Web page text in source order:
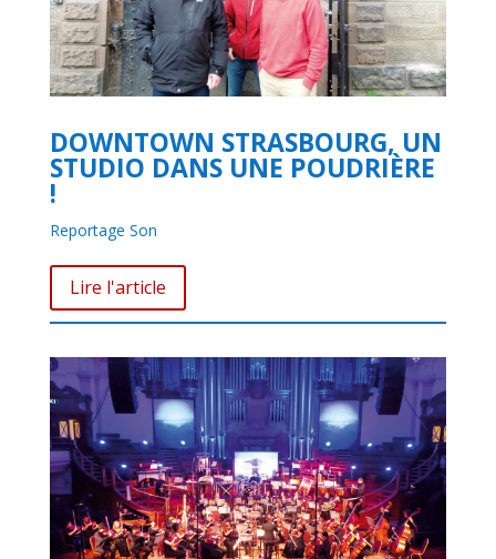
DOWNTOWN STRASBOURG, UN
STUDIO DANS UNE POUDRIÈRE
!
Reportage Son
Lire l'article